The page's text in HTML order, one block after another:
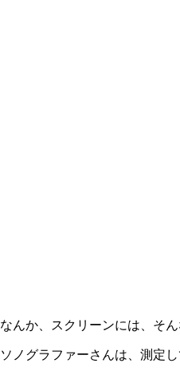
なんか、スクリーンには、そ
ソノグラファーさんは、測定し